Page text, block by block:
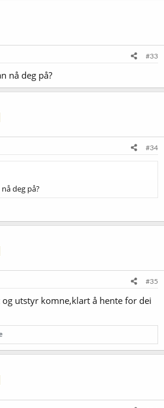
#33
nå deg på?
#34
deg på?
#35
utstyr komne,klart å hente for dei